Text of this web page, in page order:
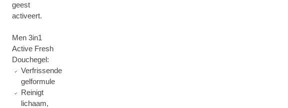
geest
activeert.
Men 3in1
Active Fresh
Douchegel:
Verfrissende
gelformule
Reinigt
lichaam,